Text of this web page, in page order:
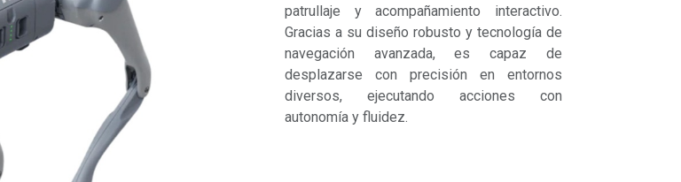
patrullaje y acompañamiento interactivo.
Gracias a su diseño robusto y tecnología de
navegación avanzada, es capaz de
desplazarse con precisión en entornos
diversos, ejecutando acciones con
autonomía y fluidez.